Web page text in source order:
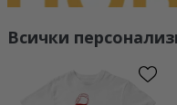
Всички